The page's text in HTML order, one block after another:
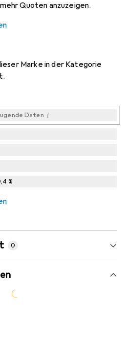
Quoten anzuzeigen.
Marke in der Kategorie
Daten i
%
0